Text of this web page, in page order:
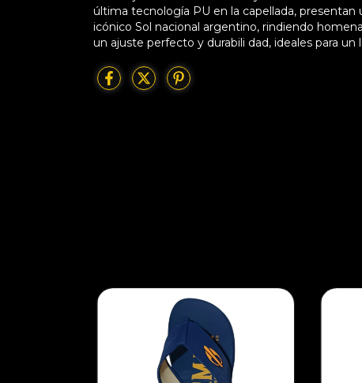
última tecnología PU en la capellada,
icónico Sol nacional argentino, rindiendo
un ajuste perfecto y durabili dad, ideales para un